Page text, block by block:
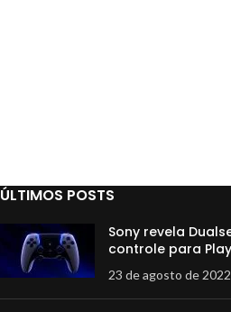
ÚLTIMOS POSTS
Sony revela
controle para
23 de agosto de 2022